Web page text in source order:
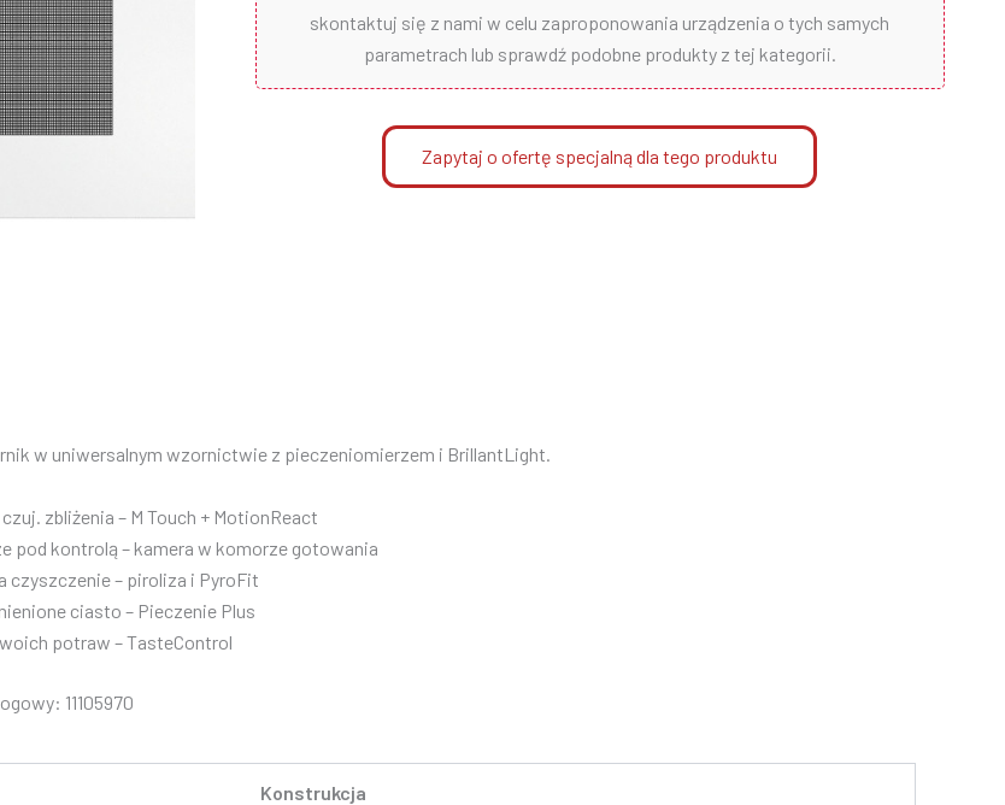
skontaktuj się z nami w celu zaproponowania urządzenia o tych samych
parametrach lub sprawdź podobne produkty z tej kategorii.
Zapytaj o ofertę specjalną dla tego produktu
w uniwersalnym wzornictwie z pieczeniomierzem i BrillantLight.
zbliżenia – M Touch + MotionReact
pod kontrolą – kamera w komorze gotowania
czyszczenie – piroliza i PyroFit
ciasto – Pieczenie Plus
potraw – TasteControl
11105970
Konstrukcja